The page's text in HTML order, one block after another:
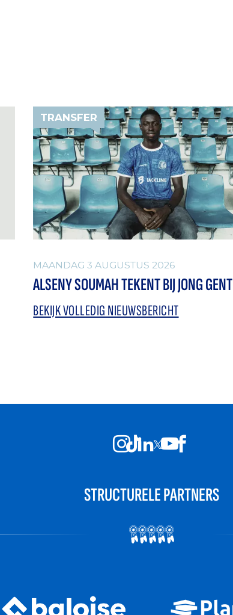
TRANSFER
MAANDAG 3 AUGUSTUS 2026
ALSENY SOUMAH TEKENT BIJ JONG GENT
BEKIJK VOLLEDIG NIEUWSBERICHT
STRUCTURELE PARTNERS